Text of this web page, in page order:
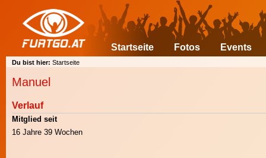
Startseite Fotos Events
Du bist hier: Startseite
Manuel
Verlauf
Mitglied seit
16 Jahre 39 Wochen